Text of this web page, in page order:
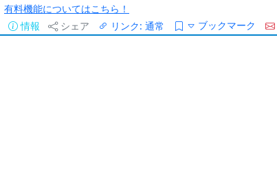
有料機能についてはこちら！
情報
シェア リンク: 通常 ブックマーク